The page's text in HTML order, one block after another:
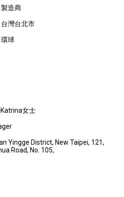
製造商
台灣台北市
環球
女士
Yingge District, New Taipei, 121,
Road, No. 105,